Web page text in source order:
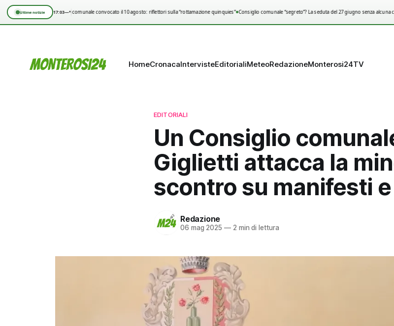
Ultime notizie 17:03—°
Consiglio comunale convocato il 10 agosto: riflettori sulla “rottamazione quinquies”•Consiglio comunale “segreto”? La seduta del 27 giugno senza alcuna
HomeCronacaIntervisteEditorialiMeteoRedazioneMonterosi24TV
EDITORIALI
Un Consiglio
Giglietti attacca la
scontro su manifesti
Redazione
06 mag 2025 —2 min di lettura